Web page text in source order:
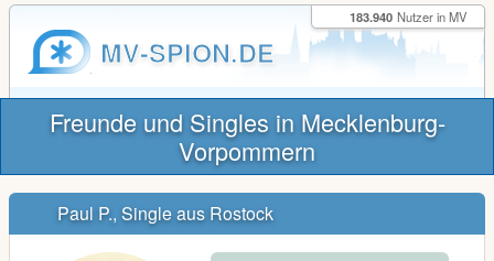
MV-SPION.DE
183.940 Nutzer in MV
Freunde und Singles in Mecklenburg-
Vorpommern
Paul P., Single aus Rostock